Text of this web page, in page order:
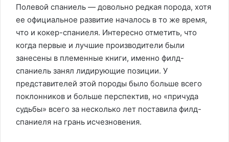
Полевой спаниель — довольно редкая порода, хотя
ее официальное развитие началось в то же время,
что и кокер-спаниеля. Интересно отметить, что
когда первые и лучшие производители были
занесены в племенные книги, именно филд-
спаниель занял лидирующие позиции. У
представителей этой породы было больше всего
поклонников и больше перспектив, но «причуда
судьбы» всего за несколько лет поставила филд-
спаниеля на грань исчезновения.